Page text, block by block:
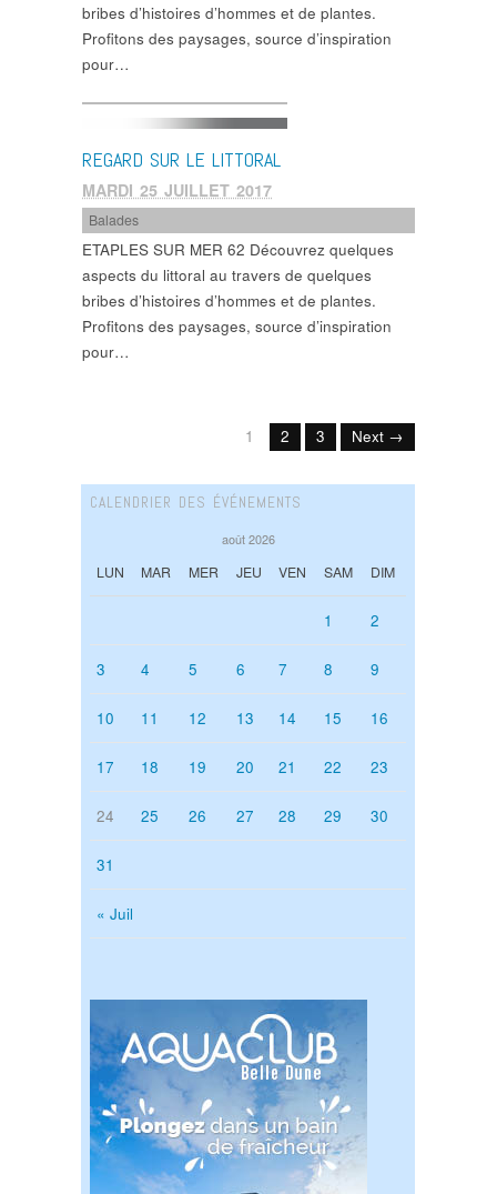
bribes d’histoires d’hommes et de plantes.
Profitons des paysages, source d’inspiration
pour…
REGARD SUR LE LITTORAL
MARDI 25 JUILLET 2017
Balades
ETAPLES SUR MER 62 Découvrez quelques
aspects du littoral au travers de quelques
bribes d’histoires d’hommes et de plantes.
Profitons des paysages, source d’inspiration
pour…
1 2 3 Next →
CALENDRIER DES ÉVÉNEMENTS
août 2026
LUN MAR MER JEU VEN SAM DIM
« Juil
1 2
3 4 5 6 7 8 9
10 11 12 13 14 15 16
17 18 19 20 21 22 23
24 25 26 27 28 29 30
31